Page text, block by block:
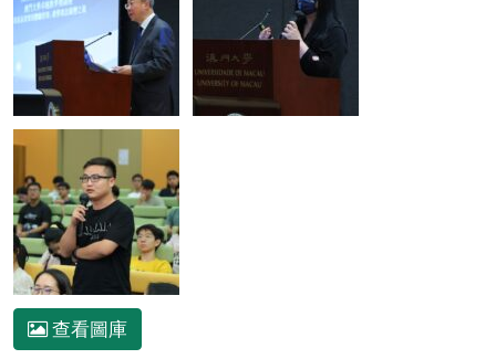
查看圖庫